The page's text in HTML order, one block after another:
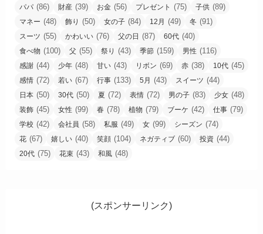
パパ (86) 財産 (39) お金 (56) プレゼント (75) 子供 (89)
マネー (48) 飾り (50) 女の子 (84) 12月 (49) 冬 (91)
スーツ (55) かわいい (76) 父の日 (87) 60代 (40)
食べ物 (100) 父 (55) 祭り (43) 季節 (159) 男性 (116)
感謝 (44) 少年 (48) 甘い (43) リボン (69) 赤 (38) 10代 (45)
感情 (72) 若い (67) 行事 (133) 5月 (43) スイーツ (44)
日本 (50) 30代 (50) 夏 (72) 表情 (72) 男の子 (83) 少女 (48)
装飾 (45) 女性 (99) 春 (78) 植物 (79) ブーケ (42) 仕事 (79)
学校 (42) 会社員 (58) 私服 (49) 女 (99) シーズン (74)
花 (67) 嬉しい (40) 笑顔 (104) ネガティブ (60) 投資 (44)
20代 (75) 花束 (43) 和風 (48)
(スポンサーリンク)